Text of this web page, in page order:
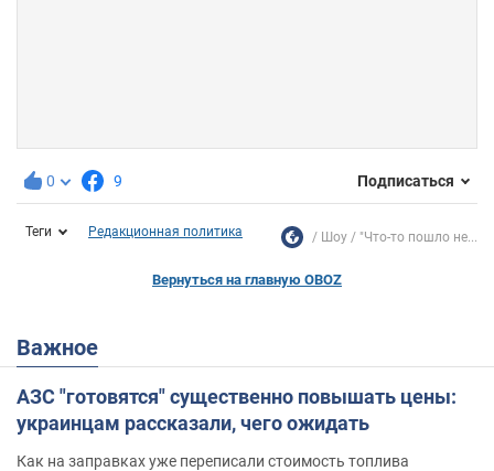
0 9 Подписаться
Теги Редакционная политика Шоу "Что-то пошло не...
Вернуться на главную OBOZ
Важное
АЗС "готовятся" существенно повышать цены:
украинцам рассказали, чего ожидать
Как на заправках уже переписали стоимость топлива